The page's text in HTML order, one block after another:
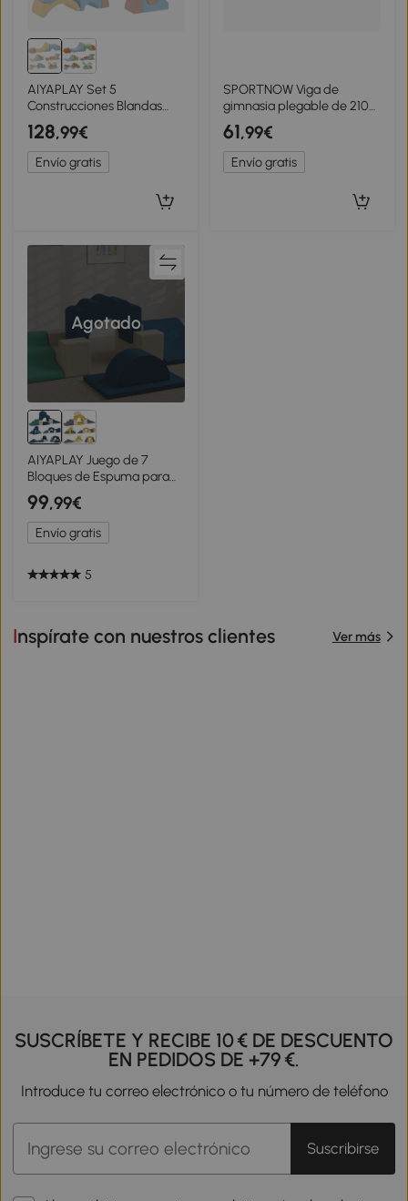
AIYAPLAY Set 5
Construcciones Blandas
para Niños 1,5-8 Años en
Tela Efecto Terciopelo y
Esponja Multicolor
128,99€
Envío gratis
SPORTNOW Viga de
gimnasia plegable de 210
cm en terciopelo, viga de
equilibrio con base
antideslizante, para niños y
adultos, violeta
61,99€
Envío gratis
Agotado
AIYAPLAY Juego de 7
Bloques de Espuma para
Niños Bloques de
Psicomotricidad Juguete
para Aprendizaje para
Escalar y Gatear Azul
99,99€
Envío gratis
5
Inspírate con nuestros clientes Ver más
SUSCRÍBETE Y RECIBE 10 € DE DESCUENTO
EN PEDIDOS DE +79 €.
Introduce tu correo electrónico o tu número de teléfono
Suscribirse